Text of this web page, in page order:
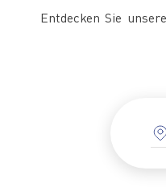
Entdecken Sie